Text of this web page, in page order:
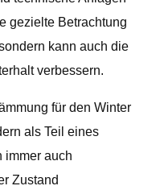
gezielte Betrachtung
kann auch die
verbessern.
für den Winter
als Teil eines
immer auch
Zustand